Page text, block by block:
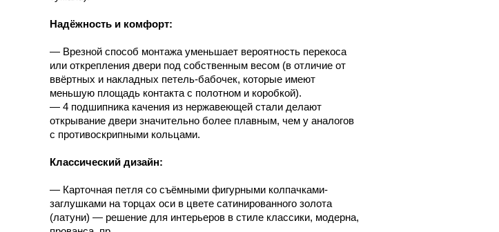
Надёжность и комфорт:
— Врезной способ монтажа уменьшает вероятность перекоса
или открепления двери под собственным весом (в отличие от
ввёртных и накладных петель-бабочек, которые имеют
меньшую площадь контакта с полотном и коробкой).
— 4 подшипника качения из нержавеющей стали делают
открывание двери значительно более плавным, чем у аналогов
с противоскрипными кольцами.
Классический дизайн:
— Карточная петля со съёмными фигурными колпачками-
заглушками на торцах оси в цвете сатинированного золота
(латуни) — решение для интерьеров в стиле классики, модерна,